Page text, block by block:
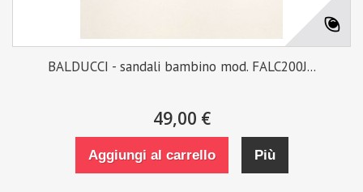
BALDUCCI - sandali bambino mod. FALC200J...
49,00 €
Aggiungi al carrello Più